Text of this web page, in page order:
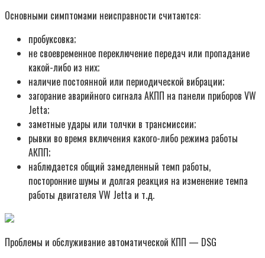
Основными симптомами неисправности считаются:
пробуксовка;
не своевременное переключение передач или пропадание
какой-либо из них;
наличие постоянной или периодической вибрации;
загорание аварийного сигнала АКПП на панели приборов VW
Jetta;
заметные удары или толчки в трансмиссии;
рывки во время включения какого-либо режима работы
АКПП;
наблюдается общий замедленный темп работы,
посторонние шумы и долгая реакция на изменение темпа
работы двигателя VW Jetta и т.д.
Проблемы и обслуживание автоматической КПП — DSG